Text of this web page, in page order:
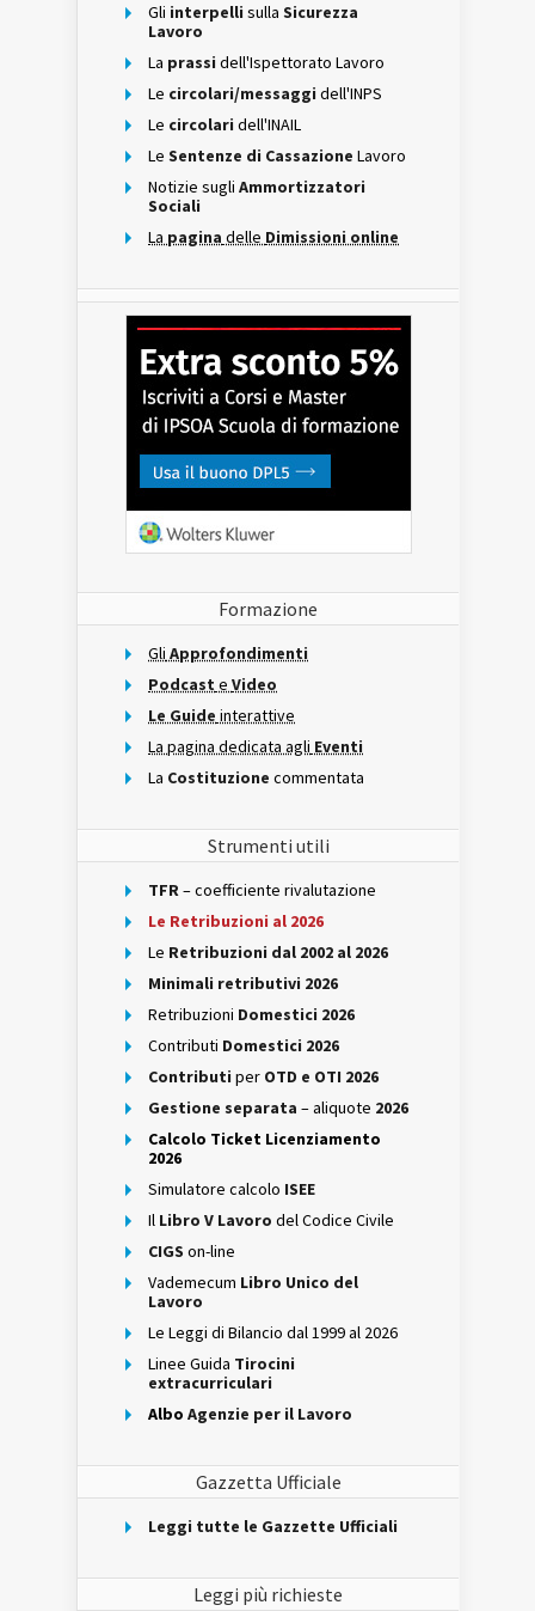
Gli interpelli sulla Sicurezza
Lavoro
La prassi dell'Ispettorato Lavoro
Le circolari/messaggi dell'INPS
Le circolari dell'INAIL
Le Sentenze di Cassazione Lavoro
Notizie sugli Ammortizzatori
Sociali
La pagina delle Dimissioni online
Formazione
Gli Approfondimenti
Podcast e Video
Le Guide interattive
La pagina dedicata agli Eventi
La Costituzione commentata
Strumenti utili
TFR– coefficiente rivalutazione
Le Retribuzioni al 2026
Le Retribuzioni dal 2002 al 2026
Minimali retributivi 2026
Retribuzioni Domestici 2026
Contributi Domestici 2026
Contributi per OTD e OTI 2026
Gestione separata – aliquote 2026
Calcolo Ticket Licenziamento
2026
Simulatore calcolo ISEE
Il Libro V Lavoro del Codice Civile
CIGS on-line
Vademecum Libro Unico del
Lavoro
Le Leggi di Bilancio dal 1999 al 2026
Linee Guida Tirocini
extracurriculari
Albo Agenzie per il Lavoro
Gazzetta Ufficiale
Leggi tutte le Gazzette Ufficiali
Leggi più richieste